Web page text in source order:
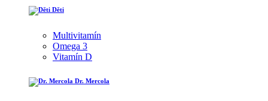
Děti
Multivitamín
Omega 3
Vitamín D
Dr. Mercola